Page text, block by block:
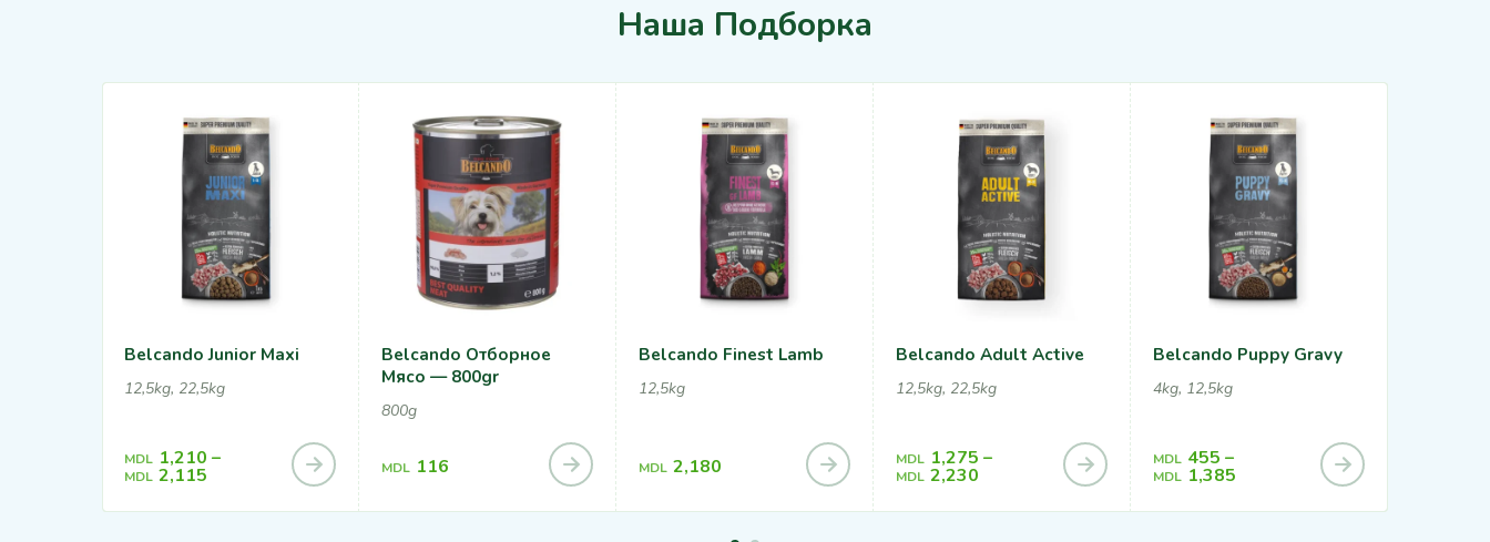
Наша Подборка
Belcando Junior Maxi
12,5kg, 22,5kg
MDL 1,210 –
MDL 2,115
Belcando Отборное
Мясо — 800gr
800g
MDL 116
Belcando Finest Lamb
12,5kg
MDL 2,180
Belcando Adult Active
12,5kg, 22,5kg
MDL 1,275 –
MDL 2,230
Belcando Puppy Gravy
4kg, 12,5kg
MDL 455 –
MDL 1,385